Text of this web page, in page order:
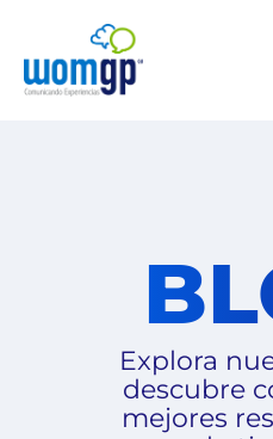
Explora
descubre
mejores